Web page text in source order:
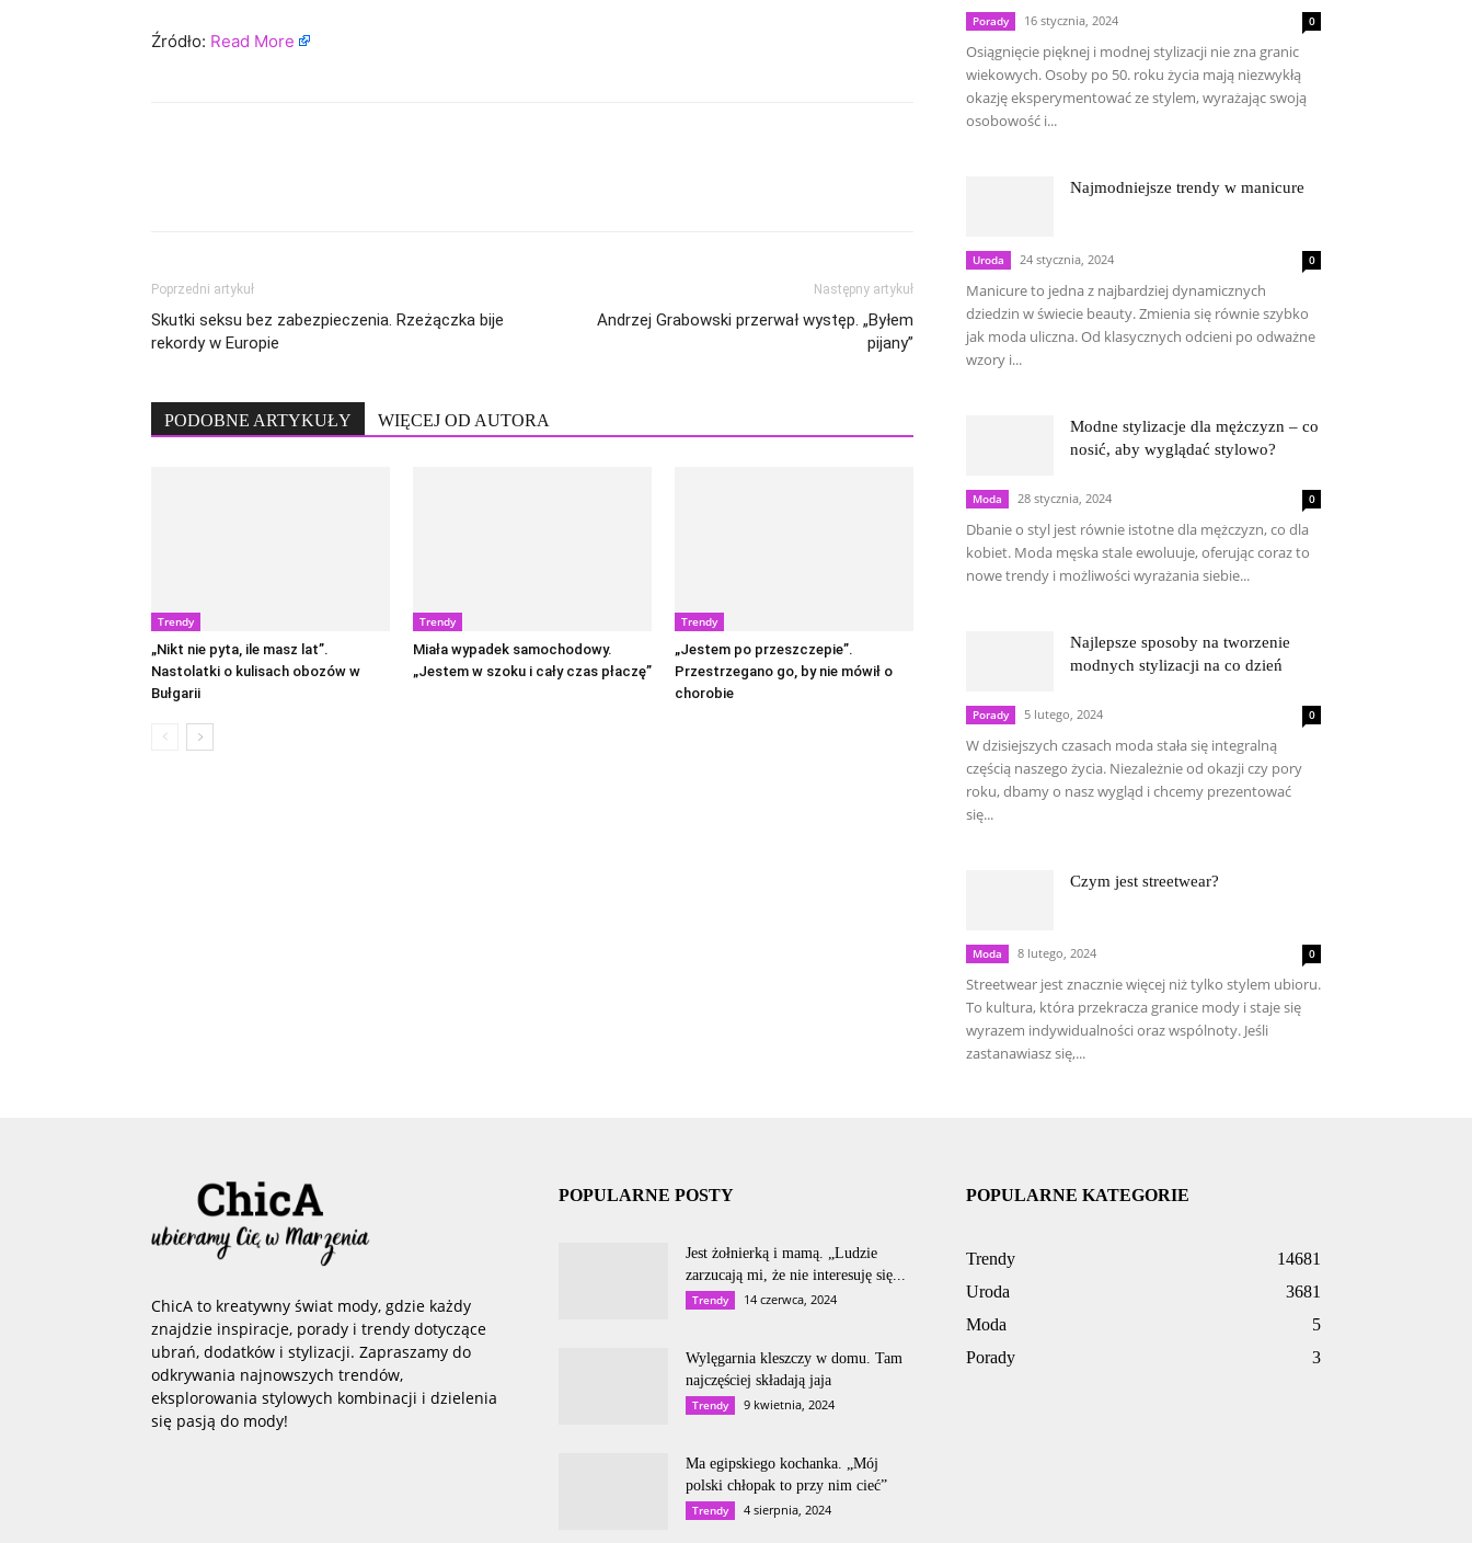
Źródło: Read More
Poprzedni artykuł
Skutki seksu bez zabezpieczenia. Rzeżączka bije
rekordy w Europie
Następny artykuł
Andrzej Grabowski przerwał występ. „Byłem
pijany”
PODOBNE ARTYKUŁY WIĘCEJ OD AUTORA
Trendy
„Nikt nie pyta, ile masz lat”.
Nastolatki o kulisach obozów w
Bułgarii
Trendy
Miała wypadek samochodowy.
„Jestem w szoku i cały czas płaczę”
Trendy
„Jestem po przeszczepie”.
Przestrzegano go, by nie mówił o
chorobie
Porady 16 stycznia, 2024 0
Osiągnięcie pięknej i modnej stylizacji nie zna granic
wiekowych. Osoby po 50. roku życia mają niezwykłą
okazję eksperymentować ze stylem, wyrażając swoją
osobowość i...
Najmodniejsze trendy w manicure
Uroda 24 stycznia, 2024 0
Manicure to jedna z najbardziej dynamicznych
dziedzin w świecie beauty. Zmienia się równie szybko
jak moda uliczna. Od klasycznych odcieni po odważne
wzory i...
Modne stylizacje dla mężczyzn – co
nosić, aby wyglądać stylowo?
Moda 28 stycznia, 2024 0
Dbanie o styl jest równie istotne dla mężczyzn, co dla
kobiet. Moda męska stale ewoluuje, oferując coraz to
nowe trendy i możliwości wyrażania siebie...
Najlepsze sposoby na tworzenie
modnych stylizacji na co dzień
Porady 5 lutego, 2024 0
W dzisiejszych czasach moda stała się integralną
częścią naszego życia. Niezależnie od okazji czy pory
roku, dbamy o nasz wygląd i chcemy prezentować
się...
Czym jest streetwear?
Moda 8 lutego, 2024 0
Streetwear jest znacznie więcej niż tylko stylem ubioru.
To kultura, która przekracza granice mody i staje się
wyrazem indywidualności oraz wspólnoty. Jeśli
zastanawiasz się,...
ChicA to kreatywny świat mody, gdzie każdy
znajdzie inspiracje, porady i trendy dotyczące
ubrań, dodatków i stylizacji. Zapraszamy do
odkrywania najnowszych trendów,
eksplorowania stylowych kombinacji i dzielenia
się pasją do mody!
POPULARNE POSTY
Jest żołnierką i mamą. „Ludzie
zarzucają mi, że nie interesuję się...
Trendy 14 czerwca, 2024
Wylęgarnia kleszczy w domu. Tam
najczęściej składają jaja
Trendy 9 kwietnia, 2024
Ma egipskiego kochanka. „Mój
polski chłopak to przy nim cieć”
Trendy 4 sierpnia, 2024
POPULARNE KATEGORIE
Trendy
14681
Uroda
3681
Moda
5
Porady
3